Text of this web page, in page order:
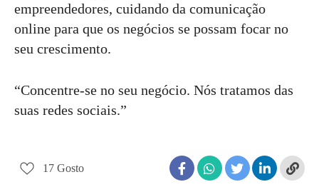
empreendedores, cuidando da comunicação
online para que os negócios se possam focar no
seu crescimento.
“Concentre-se no seu negócio. Nós tratamos das
suas redes sociais.”
17 Gosto